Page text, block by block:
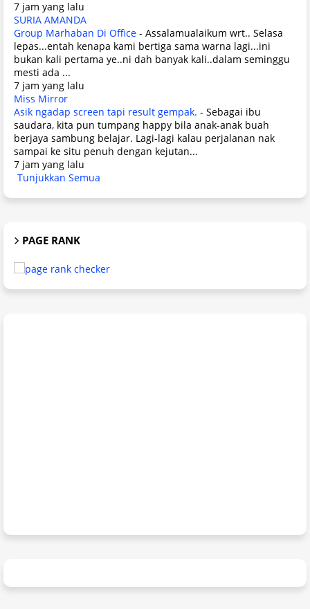
7 jam yang lalu
SURIA AMANDA
Group Marhaban Di Office - Assalamualaikum wrt.. Selasa
lepas...entah kenapa kami bertiga sama warna lagi...ini
bukan kali pertama ye..ni dah banyak kali..dalam seminggu
mesti ada ...
7 jam yang lalu
Miss Mirror
Asik ngadap screen tapi result gempak. - Sebagai ibu
saudara, kita pun tumpang happy bila anak-anak buah
berjaya sambung belajar. Lagi-lagi kalau perjalanan nak
sampai ke situ penuh dengan kejutan...
7 jam yang lalu
Tunjukkan Semua
PAGE RANK